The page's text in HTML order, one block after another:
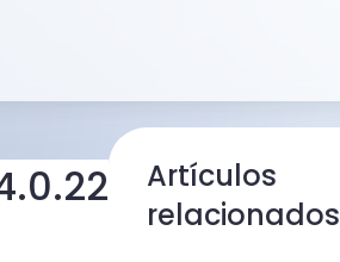
Artículos
relacionados